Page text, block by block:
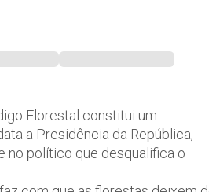
Florestal constitui um
a Presidência da República,
no político que desqualifica o